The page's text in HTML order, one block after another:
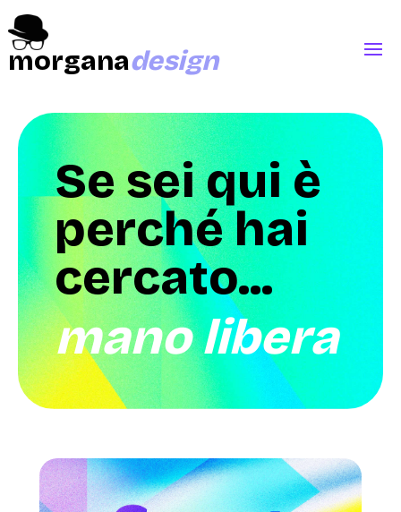
morganadesign
Se sei qui è
perché hai
cercato...
mano libera